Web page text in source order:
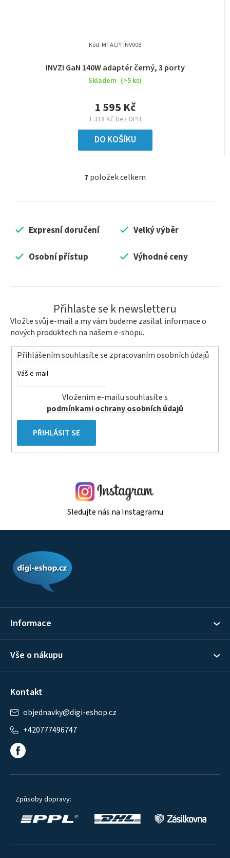
INVZI GaN 140W adaptér černý, 3 porty
Skladem (>5 ks)
1 318 Kč bez DPH
1 595 Kč
DO KOŠÍKU
Kód: MTACPFINV008
O
v
k
y
v
ý
s
u
7položek celkem
Expresní doručení Velký výběr
Osobní přístup Výhodné ceny
Přihlaste se k newsletteru
Vložte svůj e-mail a my vám budeme zasílat informace o
nových produktech na našem e-shopu.
Přihlášením souhlasíte se zpracovaním osobních údajů
podmínkami ochrany osobních údajů
PŘIHLÁSIT SE
Sledujte nás na Instagramu
Informace
Vše o nákupu
Kontakt
objednavky@digi-eshop.cz
+420777496747
Způsoby dopravy: